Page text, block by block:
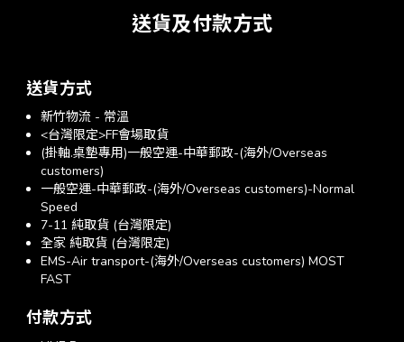
送貨及付款方式
送貨方式
新竹物流 - 常溫
<台灣限定>FF會場取貨
(掛軸.桌墊專用)一般空運-中華郵政-(海外/Overseas
customers)
一般空運-中華郵政-(海外/Overseas customers)-Normal
Speed
7-11 純取貨 (台灣限定)
全家 純取貨 (台灣限定)
EMS-Air transport-(海外/Overseas customers) MOST
FAST
付款方式